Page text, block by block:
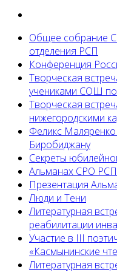
Общее собрание
отделения РСП
Конференция
Творческая
учениками СОШ
Творческая
нижегородскими
Феликс Маляренко
Биробиджану
Секреты
Альманах СРО
Презентация
Люди и Тени
Литературная
реабилитации
Участие в III
«Касмынинские
Литературная